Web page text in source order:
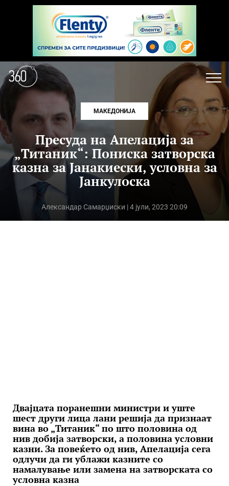
МАКЕДОНИЈА
Пресуда на Апелација за
„Титаник“: Пониска затворска
казна за Јанакиески, условна за
Јанкулоска
Александар Самарџиски | 4 јули, 2023 20:09
Двајцата поранешни министри и уште
шест други лица лани решија да признаат
вина во „Титаник“ по што половина од
нив добија затворски, а половина условни
казни. За повеќето од нив, Апелација сега
одлучи да ги ублажи казните со
намалување или замена на затворската со
условна казна